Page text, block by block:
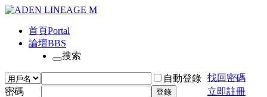
首頁Portal
論壇BBS
搜索
自動登錄 找回密碼
密碼
登錄 立即註冊